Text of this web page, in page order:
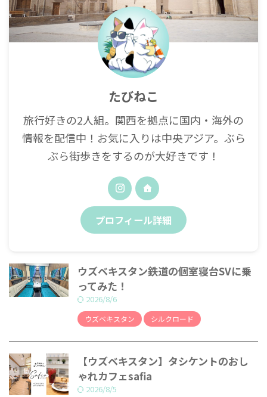
たびねこ
旅行好きの2人組。関西を拠点に国内・海外の
情報を配信中！お気に入りは中央アジア。ぶら
ぶら街歩きをするのが大好きです！
プロフィール詳細
ウズベキスタン鉄道の個室寝台SVに乗
ってみた！
2026/8/6
ウズベキスタン シルクロード
【ウズベキスタン】タシケントのおし
ゃれカフェsafia
2026/8/5